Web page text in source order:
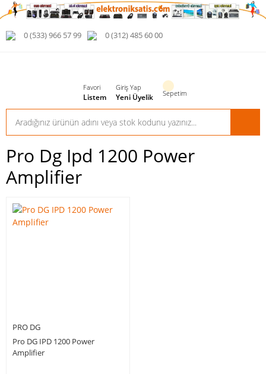
0 (533) 966 57 99 0 (312) 485 60 00
Favori
Listem
Giriş Yap
Yeni Üyelik Sepetim
Pro Dg Ipd 1200 Power
Amplifier
PRO DG
Pro DG IPD 1200 Power
Amplifier